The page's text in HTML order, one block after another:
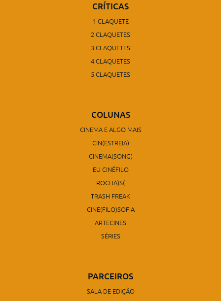
CRÍTICAS
1 CLAQUETE
2 CLAQUETES
3 CLAQUETES
4 CLAQUETES
5 CLAQUETES
COLUNAS
CINEMA E ALGO MAIS
CIN(ESTREIA)
CINEMA(SONG)
EU CINÉFILO
ROCHA)S(
TRASH FREAK
CINE(FILO)SOFIA
ARTECINES
SÉRIES
PARCEIROS
SALA DE EDIÇÃO